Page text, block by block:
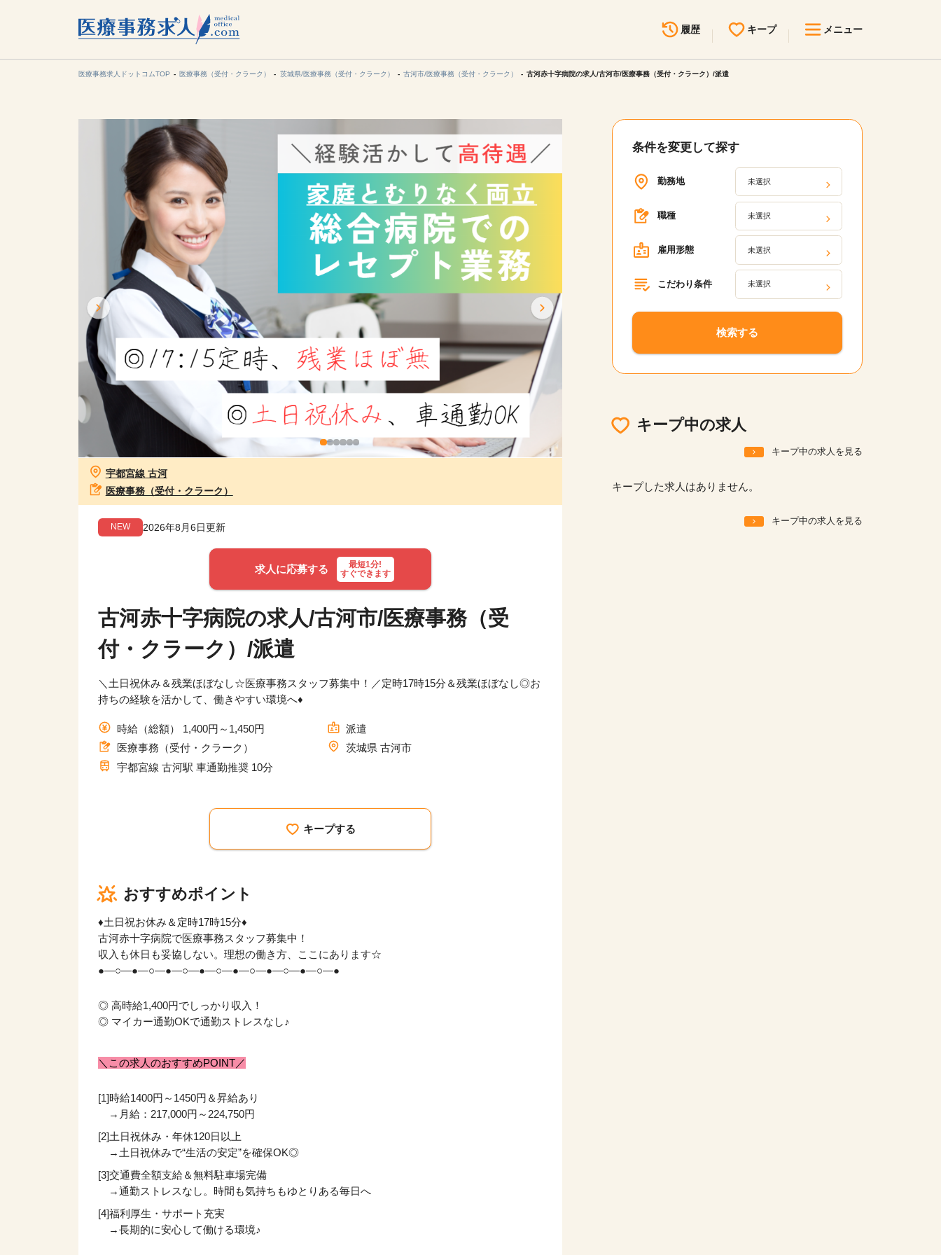
履歴 キープ メニュー
無料転職サポート
見学会・イベント情報
医療事務まるわかりコラム
医療事務求人ドットコムとは
人材をお探しの医療機関・企業様
医療事務求人ドットコムTOP 医療事務（受付・クラーク） 茨城県/医療事務（受付・クラーク） 古河市/医療事務（受付・クラーク） 古河赤十字病院の求人/古河市/医療事務（受付・クラーク）/派遣
宇都宮線 古河
医療事務（受付・クラーク）
NEW 2026年8月6日更新
求人に応募する
最短1分!
すぐできます
古河赤十字病院の求人/古河市/医療事務（受
付・クラーク）/派遣
＼土日祝休み＆残業ほぼなし☆医療事務スタッフ募集中！／定時17時15分＆残業ほぼなし◎お
持ちの経験を活かして、働きやすい環境へ♦
時給（総額） 1,400円～1,450円
派遣
医療事務（受付・クラーク）
茨城県 古河市
宇都宮線 古河駅 車通勤推奨 10分
キープする
おすすめポイント
♦土日祝お休み＆定時17時15分♦
古河赤十字病院で医療事務スタッフ募集中！
収入も休日も妥協しない。理想の働き方、ここにあります☆
●―○―●―○―●―○―●―○―●―○―●―○―●―○―●
◎ 高時給1,400円でしっかり収入！
◎ マイカー通勤OKで通勤ストレスなし♪
＼この求人のおすすめPOINT／
[1]時給1400円～1450円＆昇給あり
→月給：217,000円～224,750円
[2]土日祝休み・年休120日以上
→土日祝休みで“生活の安定”を確保OK◎
[3]交通費全額支給＆無料駐車場完備
→通勤ストレスなし。時間も気持ちもゆとりある毎日へ
[4]福利厚生・サポート充実
→長期的に安心して働ける環境♪
条件を変更して探す
勤務地 未選択
職種 未選択
雇用形態 未選択
こだわり条件 未選択
検索する
キープ中の求人
キープ中の求人を見る
キープした求人はありません。
キープ中の求人を見る
北海道・東北
甲信越・北陸 中国・四国
九州・沖縄